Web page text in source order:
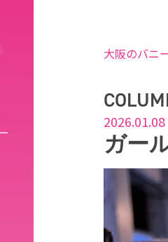
大阪のバニ
2026.01.08
ガー